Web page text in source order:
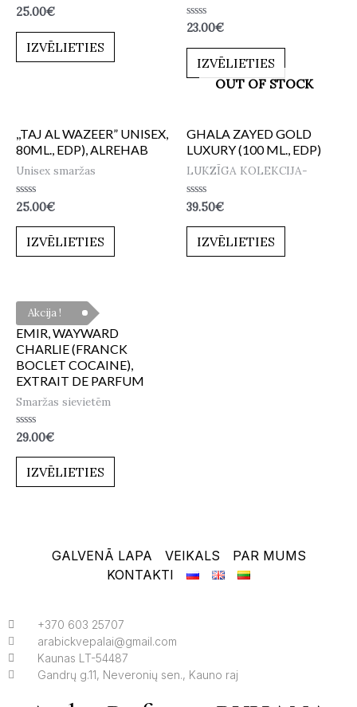
Novērtēts
0
25.00€
IZVĒLIETIES
Novērtēts
0
23.00€
IZVĒLIETIES
,,TAJ AL WAZEER” UNISEX,
80ML., EDP), ALREHAB
Unisex smaržas
Novērtēts
ar
0
25.00€
IZVĒLIETIES
OUT OF STOCK
GHALA ZAYED GOLD
LUXURY (100 ML., EDP)
LUKZĪGA KOLEKCIJA-
Novērtēts
ar
0
39.50€
IZVĒLIETIES
Akcija !
EMIR, WAYWARD
CHARLIE (FRANCK
BOCLET COCAINE),
EXTRAIT DE PARFUM
Smaržas sievietēm
Novērtēts
0
29.00€
IZVĒLIETIES
GALVENĀ LAPA VEIKALS
PAR MUMS
KONTAKTI
+370 603 25707
arabickvepalai@gmail.com
Kaunas LT-54487
Gandrų g.11, Neveronių sen., Kauno raj